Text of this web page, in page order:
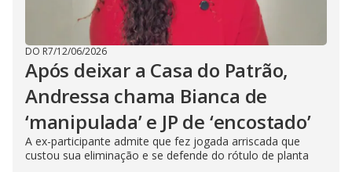
DO R7/12/06/2026
Após deixar a Casa do Patrão,
Andressa chama Bianca de
‘manipulada’ e JP de ‘encostado’
A ex-participante admite que fez jogada arriscada que
custou sua eliminação e se defende do rótulo de planta